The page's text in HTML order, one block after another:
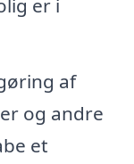
er i
af
og andre
et